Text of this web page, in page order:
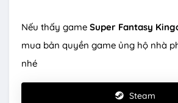
Nếu thấy game Super Fantasy
mua bản quyền game ủng hộ nhà
nhé
Steam